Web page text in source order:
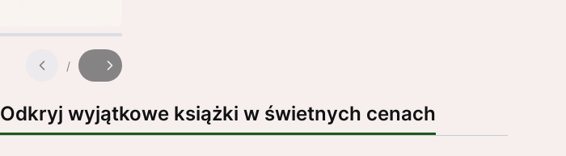
Slajd
/
z
Odkryj wyjątkowe książki w świetnych cenach